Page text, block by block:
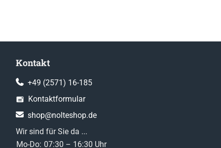
Kontakt
+49 (2571) 16-185
Kontaktformular
shop@nolteshop.de
Wir sind für Sie da ...
Mo-Do: 07:30 – 16:30 Uhr